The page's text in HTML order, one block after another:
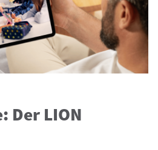
Der LION